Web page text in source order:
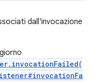
dall'invocazione